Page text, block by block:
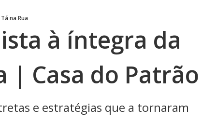
na Rua
à íntegra da
| Casa do Patrão
e estratégias que a tornaram